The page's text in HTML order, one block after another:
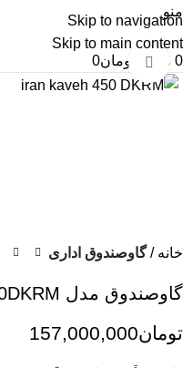
Skip to navigation
Skip to main content
منو
0 موارد تومان0
برای بزرگنمایی کلیک کنید
خانه گاوصندوق اداری
گاوصندوق مدل 450DKRM
تومان157,000,000